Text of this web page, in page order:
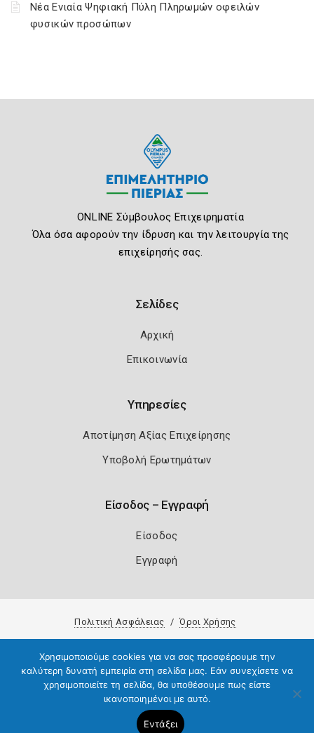
Νέα Ενιαία Ψηφιακή Πύλη Πληρωμών οφειλών
φυσικών προσώπων
ONLINE Σύμβουλος Επιχειρηματία
Όλα όσα αφορούν την ίδρυση και την λειτουργία της
επιχείρησής σας.
Σελίδες
Αρχική
Επικοινωνία
Υπηρεσίες
Αποτίμηση Αξίας Επιχείρησης
Υποβολή Ερωτημάτων
Είσοδος – Εγγραφή
Είσοδος
Εγγραφή
Πολιτική Ασφάλειας Όροι Χρήσης
Χρησιμοποιούμε cookies για να σας προσφέρουμε την
καλύτερη δυνατή εμπειρία στη σελίδα μας. Εάν συνεχίσετε να
χρησιμοποιείτε τη σελίδα, θα υποθέσουμε πως είστε
ικανοποιημένοι με αυτό.
Εντάξει